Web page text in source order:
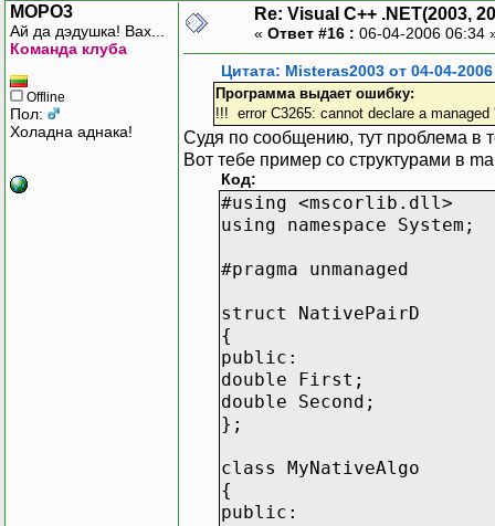
MOPO3
Ай да дэдушка! Вах...
Команда клуба
Offline
Пол:
Холадна аднака!
Re: Visual C++ .NET(2003,
« Ответ #16 : 06-04-2006 06:34
Цитата: Misteras2003 от 04-04-
Программа выдает ошибку:
!!! error C3265: cannot declare a
Судя по сообщению, тут проблема в
Вот тебе пример со структурами в
Код:
#using <mscorlib.dll>
using namespace System;
#pragma unmanaged
struct NativePairD
{
public:
double First;
double Second;
};
class MyNativeAlgo
{
public: